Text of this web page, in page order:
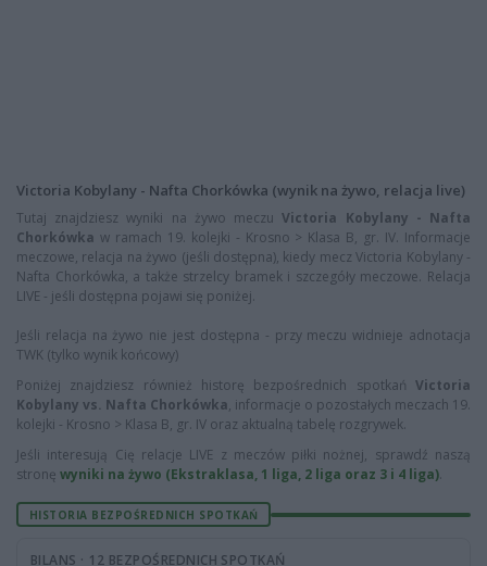
Victoria Kobylany - Nafta Chorkówka (wynik na żywo, relacja live)
Tutaj znajdziesz wyniki na żywo meczuVictoria Kobylany - Nafta
Chorkówka w ramach 19. kolejki - Krosno > Klasa B, gr. IV. Informacje
meczowe, relacja na żywo (jeśli dostępna), kiedy mecz Victoria Kobylany -
Nafta Chorkówka, a także strzelcy bramek i szczegóły meczowe. Relacja
LIVE - jeśli dostępna pojawi się poniżej.
Jeśli relacja na żywo nie jest dostępna - przy meczu widnieje adnotacja
TWK (tylko wynik końcowy)
Poniżej znajdziesz również historę bezpośrednich spotkań Victoria
Kobylany vs. Nafta Chorkówka, informacje o pozostałych meczach 19.
kolejki - Krosno > Klasa B, gr. IV oraz aktualną tabelę rozgrywek.
Jeśli interesują Cię relacje LIVE z meczów piłki nożnej, sprawdź naszą
stronę wyniki na żywo (Ekstraklasa, 1 liga, 2 liga oraz 3 i 4 liga).
HISTORIA BEZPOŚREDNICH SPOTKAŃ
BILANS · 12 BEZPOŚREDNICH SPOTKAŃ